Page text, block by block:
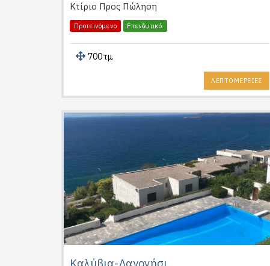
Κτίριο Προς Πώληση
Προτεινόμενο Επενδυτικά
700τμ.
ΛΕΠΤΟΜΕΡΕΙΕΣ